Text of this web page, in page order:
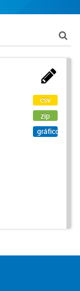
csv
zip
gráfico